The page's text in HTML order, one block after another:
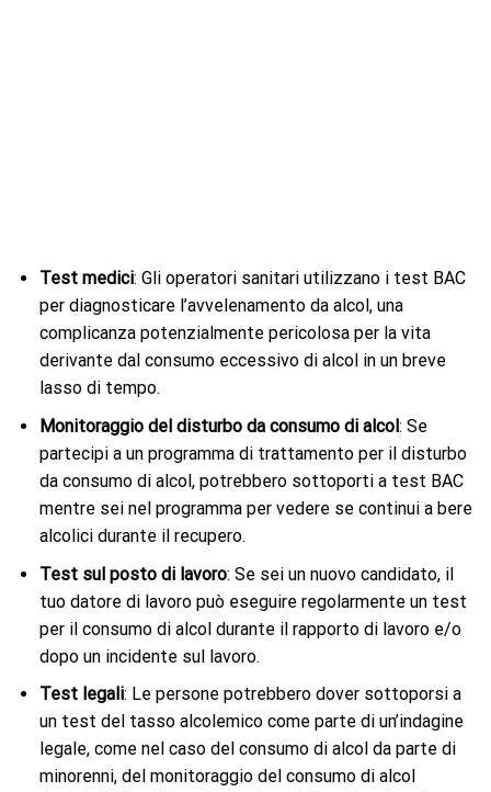
Test medici: Gli operatori sanitari utilizzano i test BAC
per diagnosticare l’avvelenamento da alcol, una
complicanza potenzialmente pericolosa per la vita
derivante dal consumo eccessivo di alcol in un breve
lasso di tempo.
Monitoraggio del disturbo da consumo di alcol: Se
partecipi a un programma di trattamento per il disturbo
da consumo di alcol, potrebbero sottoporti a test BAC
mentre sei nel programma per vedere se continui a bere
alcolici durante il recupero.
Test sul posto di lavoro: Se sei un nuovo candidato, il
tuo datore di lavoro può eseguire regolarmente un test
per il consumo di alcol durante il rapporto di lavoro e/o
dopo un incidente sul lavoro.
Test legali: Le persone potrebbero dover sottoporsi a
un test del tasso alcolemico come parte di un’indagine
legale, come nel caso del consumo di alcol da parte di
minorenni, del monitoraggio del consumo di alcol